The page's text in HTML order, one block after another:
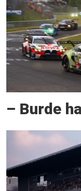
– Burde